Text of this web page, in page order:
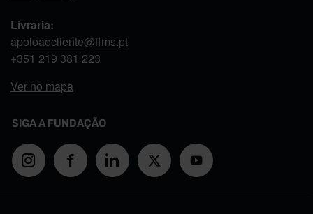
Livraria:
apoioaocliente@ffms.pt
+351 219 381 223
Ver no mapa
SIGA A FUNDAÇÃO